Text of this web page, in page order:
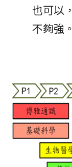
也可以
不夠強。